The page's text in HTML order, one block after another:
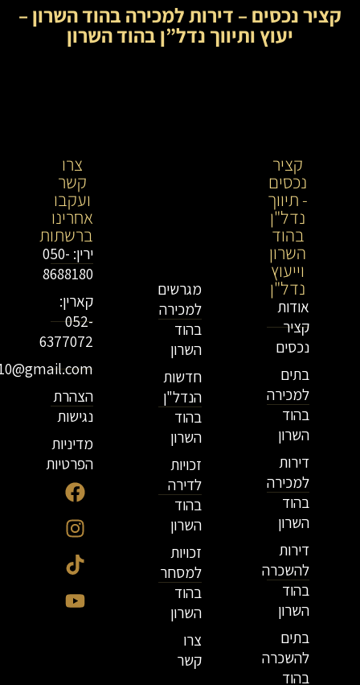
קציר נכסים – דירות למכירה בהוד השרון –
יעוץ ותיווך נדל”ן בהוד השרון
קציר
נכסים
- תיווך
נדל"ן
בהוד
השרון
וייעוץ
נדל"ן
אודות
קציר
נכסים
בתים
למכירה
בהוד
השרון
דירות
למכירה
בהוד
השרון
דירות
להשכרה
בהוד
השרון
בתים
להשכרה
בהוד
מגרשים
למכירה
בהוד
השרון
חדשות
הנדל"ן
בהוד
השרון
זכויות
לדירה
בהוד
השרון
זכויות
למסחר
בהוד
השרון
צרו
קשר
צרו
קשר
ועקבו
אחרינו
ברשתות
ירין: 050-
8688180
קארין:
052-
6377072
הצהרת
נגישות
מדיניות
הפרטיות